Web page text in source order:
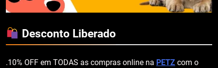
Desconto Liberado
.10% OFF em TODAS as compras online na PETZ com o